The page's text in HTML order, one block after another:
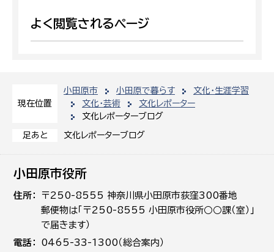
現在位置
小田原市 小田原で暮らす
文化・生涯学習
文化・芸術
文化レポーター
文化レポーターブログ
足あと 文化レポーターブログ
よく閲覧されるページ
小田原市役所
住所
〒250-8555 神奈川県小田原市荻窪300番地
郵便物は「〒250-8555 小田原市役所○○課（室）」
で届きます）
電話
0465-33-1300（総合案内）